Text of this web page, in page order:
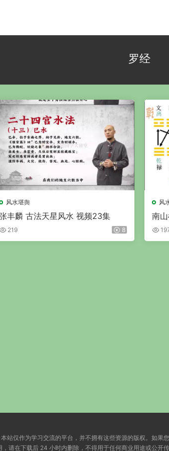
罗经
风水堪舆
丰麟 古法天星风水 视频23集
219 8
风
南
集视
站仅作为学习交流的平台，并不拥有这些资源的版权。如
请在下载后 24 小时内删除，不得用于任何商业用途或公